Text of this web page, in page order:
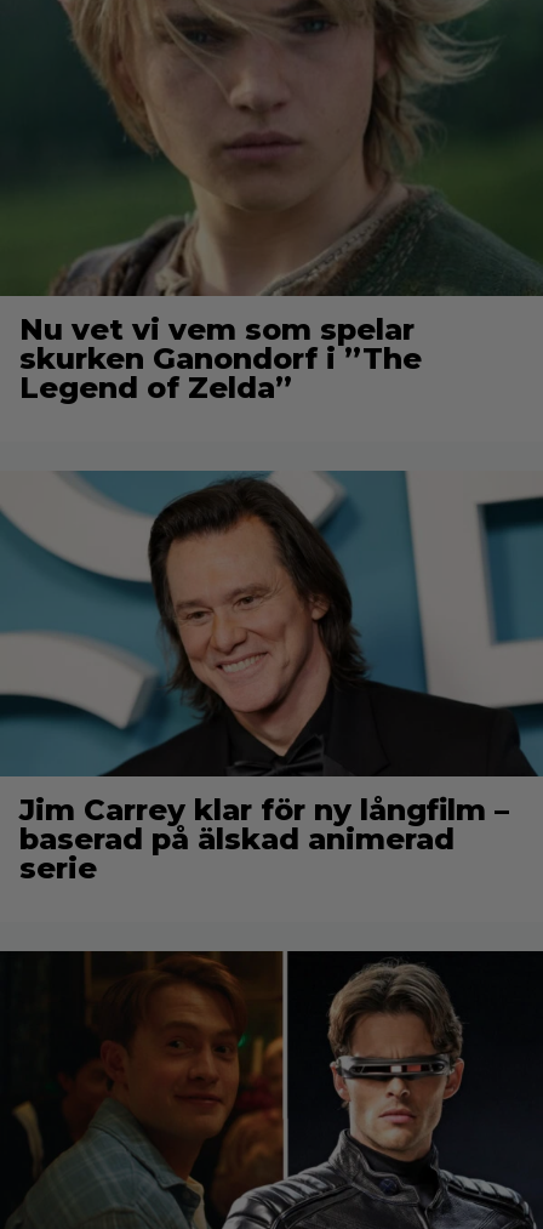
Nu vet vi vem som spelar
skurken Ganondorf i ”The
Legend of Zelda”
Jim Carrey klar för ny långfilm –
baserad på älskad animerad
serie